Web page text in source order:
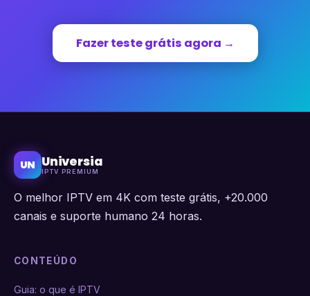
Fazer teste grátis agora →
UN Universia
IPTV PREMIUM
O melhor IPTV em 4K com teste grátis, +20.000
canais e suporte humano 24 horas.
CONTEÚDO
Guia: o que é IPTV